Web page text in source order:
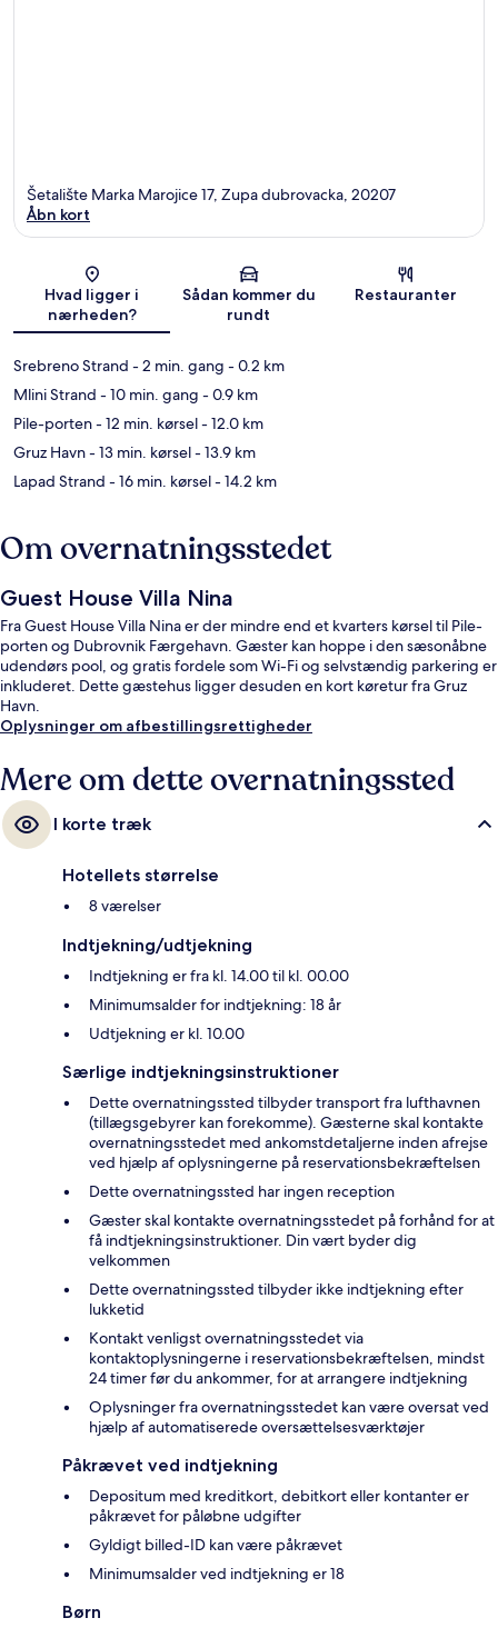
Kort
Šetalište Marka Marojice 17, Zupa dubrovacka, 20207
Åbn kort
Hvad ligger i
nærheden?
Sådan kommer du
rundt
Restauranter
Srebreno Strand - 2 min. gang - 0.2 km
Mlini Strand - 10 min. gang - 0.9 km
Pile-porten- 12 min. kørsel- 12.0 km
Gruz Havn- 13 min. kørsel- 13.9 km
Lapad Strand - 16 min. kørsel- 14.2 km
Om overnatningsstedet
Guest House Villa Nina
Fra Guest House Villa Nina er der mindre end et kvarters kørsel til Pile-
porten og Dubrovnik Færgehavn. Gæster kan hoppe i den sæsonåbne
udendørs pool, og gratis fordele som Wi-Fi og selvstændig parkering er
inkluderet. Dette gæstehus ligger desuden en kort køretur fra Gruz
Havn.
Oplysninger om afbestillingsrettigheder
Mere om dette overnatningssted
I korte træk
Hotellets størrelse
8 værelser
Indtjekning/udtjekning
Indtjekning er fra kl. 14.00 til kl. 00.00
Minimumsalder for indtjekning: 18 år
Udtjekning er kl. 10.00
Særlige indtjekningsinstruktioner
Dette overnatningssted tilbyder transport fra lufthavnen
(tillægsgebyrer kan forekomme). Gæsterne skal kontakte
overnatningsstedet med ankomstdetaljerne inden afrejse
ved hjælp af oplysningerne på reservationsbekræftelsen
Dette overnatningssted har ingen reception
Gæster skal kontakte overnatningsstedet på forhånd for at
få indtjekningsinstruktioner. Din vært byder dig
velkommen
Dette overnatningssted tilbyder ikke indtjekning efter
lukketid
Kontakt venligst overnatningsstedet via
kontaktoplysningerne i reservationsbekræftelsen, mindst
24 timer før du ankommer, for at arrangere indtjekning
Oplysninger fra overnatningsstedet kan være oversat ved
hjælp af automatiserede oversættelsesværktøjer
Påkrævet ved indtjekning
Depositum med kreditkort, debitkort eller kontanter er
påkrævet for påløbne udgifter
Gyldigt billed-ID kan være påkrævet
Minimumsalder ved indtjekning er 18
Børn